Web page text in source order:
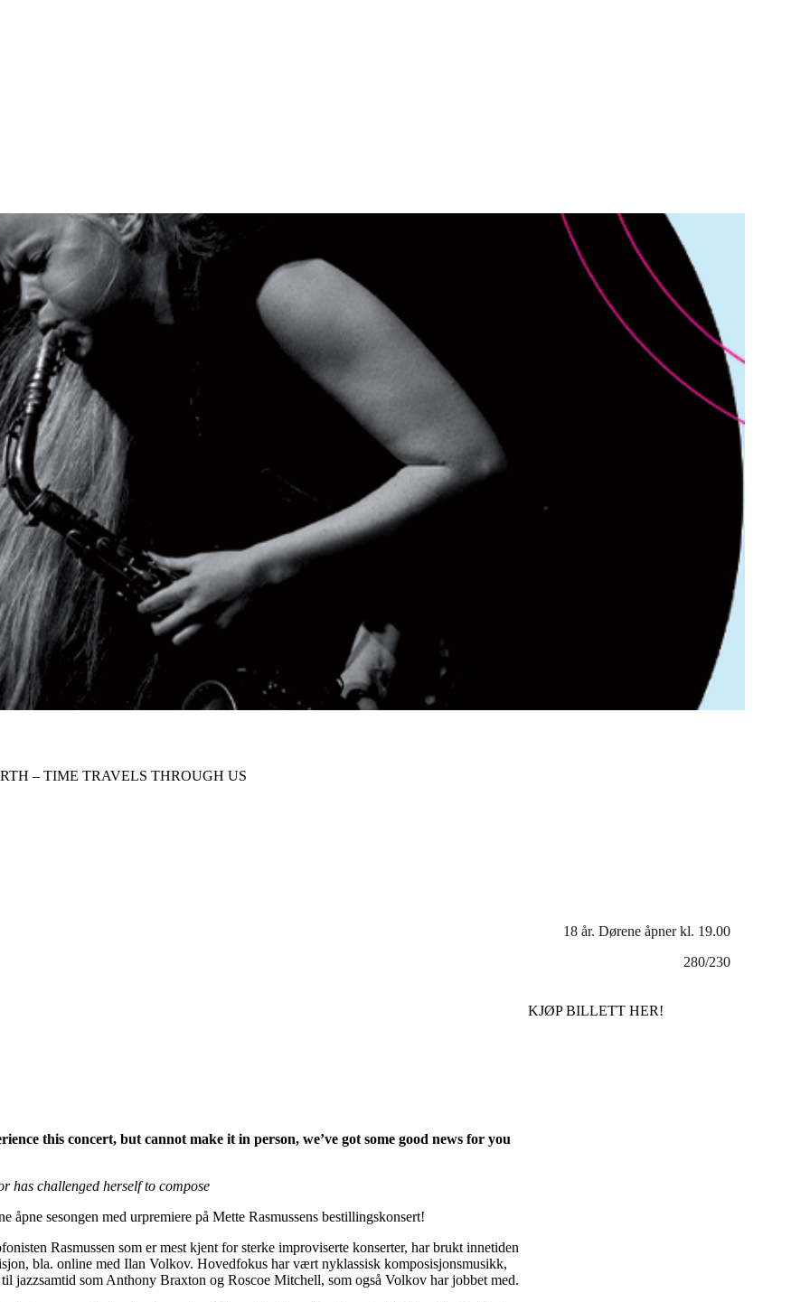
– TIME TRAVELS THROUGH US
18 år. Dørene åpner kl. 19.00
280/230
KJØP BILLETT HER!
this concert, but cannot make it in person, we’ve got some good news for you
has challenged herself to compose
åpne sesongen med urpremiere på Mette Rasmussens bestillingskonsert!
Rasmussen som er mest kjent for sterke improviserte konserter, har brukt innetiden
bla. online med Ilan Volkov. Hovedfokus har vært nyklassisk komposisjonsmusikk,
jazzsamtid som Anthony Braxton og Roscoe Mitchell, som også Volkov har jobbet med.